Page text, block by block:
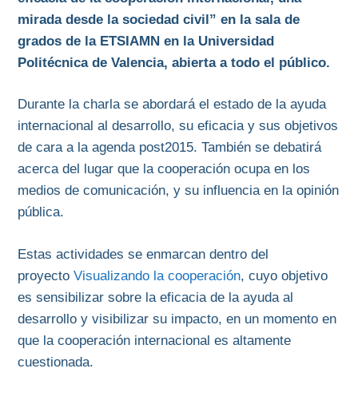
mirada desde la sociedad civil” en la sala de
grados de la ETSIAMN en la Universidad
Politécnica de Valencia, abierta a todo el público.
Durante la charla se abordará el estado de la ayuda
internacional al desarrollo, su eficacia y sus objetivos
de cara a la agenda post2015. También se debatirá
acerca del lugar que la cooperación ocupa en los
medios de comunicación, y su influencia en la opinión
pública.
Estas actividades se enmarcan dentro del
proyectoVisualizando la cooperación, cuyo objetivo
es sensibilizar sobre la eficacia de la ayuda al
desarrollo y visibilizar su impacto, en un momento en
que la cooperación internacional es altamente
cuestionada.